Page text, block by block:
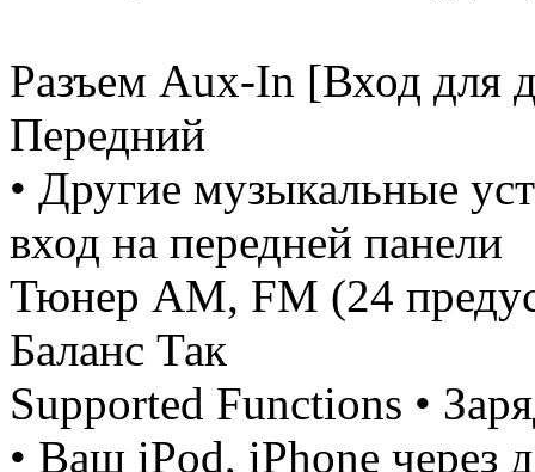
Разъем Aux-In [Вход для
Передний
• Другие музыкальные
вход на передней панели
Тюнер AM, FM (24
Баланс Так
Supported Functions •
• Ваш iPod, iPhone через